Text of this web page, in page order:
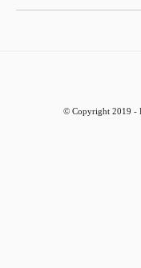
© Copyright 2019 -